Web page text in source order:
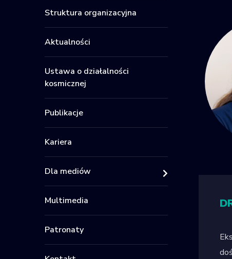
Struktura organizacyjna
Aktualności
Ustawa o działalności
kosmicznej
Publikacje
Kariera
Dla mediów
Multimedia
Patronaty